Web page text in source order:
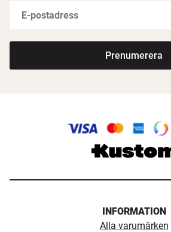
Prenumerera
INFORMATION
Alla varumärken